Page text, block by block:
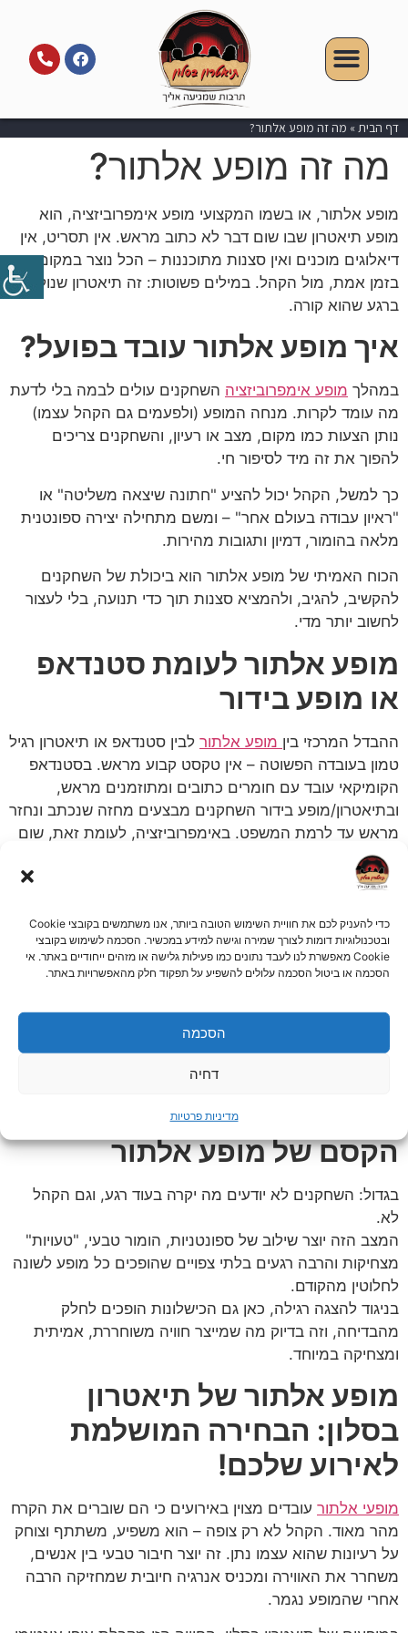
כדי להעניק לכם את חוויית השימוש הטובה ביותר, אנו משתמשים בקובצי Cookie
ובטכנולוגיות דומות לצורך שמירה וגישה למידע במכשיר. הסכמה לשימוש בקובצי
Cookie מאפשרת לנו לעבד נתונים כמו פעילות גלישה או מזהים ייחודיים באתר. אי
הסכמה או ביטול הסכמה עלולים להשפיע על תפקוד חלק מהאפשרויות באתר.
הסכמה
דחיה
מדיניות פרטיות
דף הבית» מה זה מופע אלתור?
מה זה מופע אלתור?
מופע אלתור, או בשמו המקצועי מופע אימפרוביזציה, הוא
מופע תיאטרון שבו שום דבר לא כתוב מראש. אין תסריט, אין
דיאלוגים מוכנים ואין סצנות מתוכננות – הכל נוצר במקום,
בזמן אמת, מול הקהל. במילים פשוטות: זה תיאטרון שנולד
ברגע שהוא קורה.
איך מופע אלתור עובד בפועל?
במהלך מופע אימפרוביזציה השחקנים עולים לבמה בלי לדעת
מה עומד לקרות. מנחה המופע (ולפעמים גם הקהל עצמו)
נותן הצעות כמו מקום, מצב או רעיון, והשחקנים צריכים
להפוך את זה מיד לסיפור חי.
כך למשל, הקהל יכול להציע "חתונה שיצאה משליטה" או
"ראיון עבודה בעולם אחר" – ומשם מתחילה יצירה ספונטנית
מלאה בהומור, דמיון ותגובות מהירות.
הכוח האמיתי של מופע אלתור הוא ביכולת של השחקנים
להקשיב, להגיב, ולהמציא סצנות תוך כדי תנועה, בלי לעצור
לחשוב יותר מדי.
מופע אלתור לעומת סטנדאפ
או מופע בידור
ההבדל המרכזי בין מופע אלתור לבין סטנדאפ או תיאטרון רגיל
טמון בעובדה הפשוטה – אין טקסט קבוע מראש. בסטנדאפ
הקומיקאי עובד עם חומרים כתובים ומתוזמנים מראש,
ובתיאטרון/מופע בידור השחקנים מבצעים מחזה שנכתב ונחזר
מראש עד לרמת המשפט. באימפרוביזציה, לעומת זאת, שום
דבר לא ידוע מראש – הכל נוצר ברגע עצמו, מול הקהל.
המשמעות היא שכל מופע הוא חד־פעמי לחלוטין. השחקנים
שקורה בין המשתתפים על הבמה.
אין דרך לחזור על אותה סצנה פעמיים, ואין שתי הופעות זהות,
גם אם מדובר באותו צוות שחקנים ואותו פורמט מופע.
דווקא בגלל זה, כל מופע אימפרוביזציה מרגיש חי במיוחד: הוא
מושפע מהקהל, מהאווירה ומהרגע עצמו. תוצאה של זה היא
הקסם של מופע אלתור
בגדול: השחקנים לא יודעים מה יקרה בעוד רגע, וגם הקהל
לא.
המצב הזה יוצר שילוב של ספונטניות, הומור טבעי, "טעויות"
מצחיקות והרבה רגעים בלתי צפויים שהופכים כל מופע לשונה
לחלוטין מהקודם.
בניגוד להצגה רגילה, כאן גם הכישלונות הופכים לחלק
מהבדיחה, וזה בדיוק מה שמייצר חוויה משוחררת, אמיתית
ומצחיקה במיוחד.
מופע אלתור של תיאטרון
בסלון: הבחירה המושלמת
לאירוע שלכם!
מופעי אלתור עובדים מצוין באירועים כי הם שוברים את הקרח
מהר מאוד. הקהל לא רק צופה – הוא משפיע, משתתף וצוחק
על רעיונות שהוא עצמו נתן. זה יוצר חיבור טבעי בין אנשים,
משחרר את האווירה ומכניס אנרגיה חיובית שמחזיקה הרבה
אחרי שהמופע נגמר.